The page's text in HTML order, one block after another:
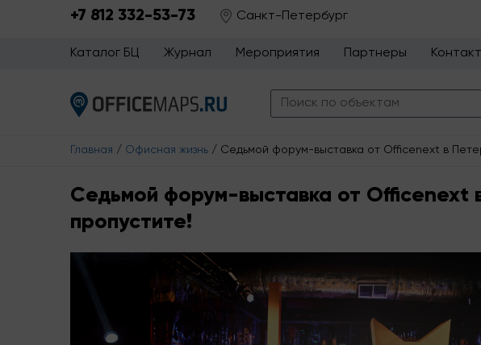
+7 812 332-53-73 Санкт-Петербург
Каталог БЦ Журнал Мероприятия Партнеры
Главная / Офисная жизнь / Седьмой форум-выставка от Officenext в
Седьмой форум-выставка от Officenext
пропустите!